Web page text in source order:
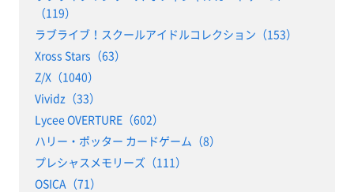
（119）
ラブライブ！スクールアイドルコレクション（153）
Xross Stars（63）
Z/X（1040）
Vividz（33）
Lycee OVERTURE（602）
ハリー・ポッター カードゲーム（8）
プレシャスメモリーズ（111）
OSICA（71）